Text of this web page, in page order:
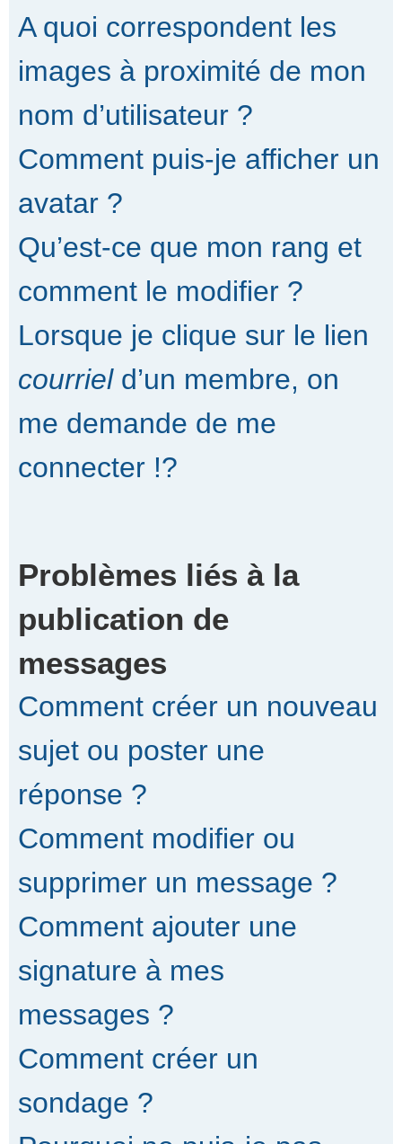
A quoi correspondent les
images à proximité de mon
nom d’utilisateur ?
Comment puis-je afficher un
avatar ?
Qu’est-ce que mon rang et
comment le modifier ?
Lorsque je clique sur le lien
courrield’un membre, on
me demande de me
connecter !?
Problèmes liés à la
publication de
messages
Comment créer un nouveau
sujet ou poster une
réponse ?
Comment modifier ou
supprimer un message ?
Comment ajouter une
signature à mes
messages ?
Comment créer un
sondage ?